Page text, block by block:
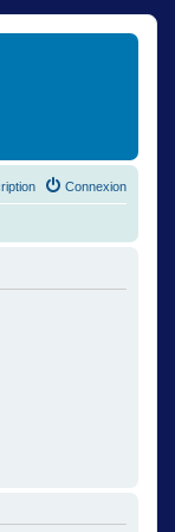
Connexion